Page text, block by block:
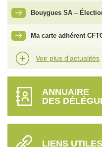
Bouygues SA –
Ma carte adhérent
Voir plus d'actualités
ANNUAIRE
DES
LIENS UTILES